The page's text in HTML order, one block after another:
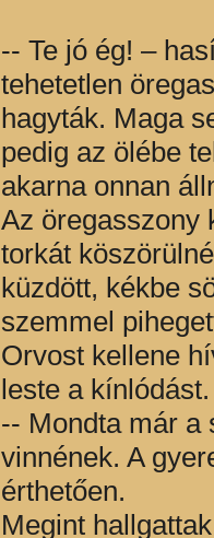
-- Te jó ég! –
tehetetlen
hagyták. Maga
pedig az ölébe
akarna onnan
Az öregasszony
torkát
küzdött, kékbe
szemmel
Orvost kellene
leste a kínlódást.
-- Mondta már a
vinnének. A
érthetően.
Megint